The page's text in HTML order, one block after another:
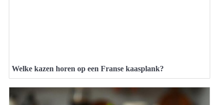
Welke kazen horen op een Franse kaasplank?